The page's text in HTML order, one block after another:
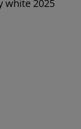
white 2025